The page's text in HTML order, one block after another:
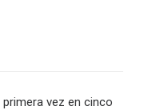
vez en cinco